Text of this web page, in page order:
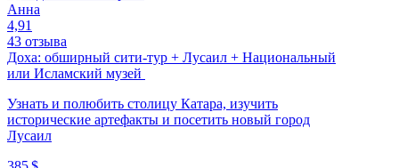
Анна
4,91
43 отзыва
Доха: обширный сити-тур + Лусаил + Национальный
или Исламский музей
Узнать и полюбить столицу Катара, изучить
исторические артефакты и посетить новый город
Лусаил